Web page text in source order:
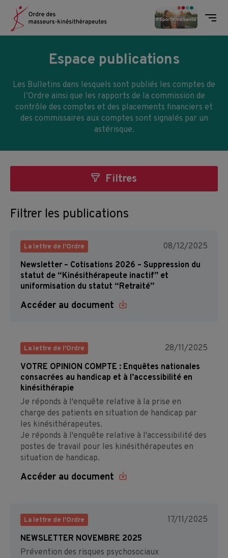
Ordre des masseurs-
Espace publications
Les Bulletins dans lesquels sont publiés les comptes de
l’Ordre ainsi que les rapports de la commission de
contrôle des comptes et des placements financiers et
des commissaires aux comptes sont signalés par un
astérisque.
Filtres
Filtrer les publications
La lettre de l'Ordre
08/12/2025
Newsletter – Cotisations 2026 – Suppression du
statut de “Kinésithérapeute inactif” et
uniformisation du statut “Retraité”
Accéder au document
La lettre de l'Ordre
28/11/2025
VOTRE OPINION COMPTE : Enquêtes nationales
consacrées au handicap et à l’accessibilité en
kinésithérapie
Je réponds à l'enquête relative à la prise en
charge des patients en situation de handicap par
les kinésithérapeutes.
Je réponds à l'enquête relative à l'accessibilité des
postes de travail pour les kinésithérapeutes en
situation de handicap.
Accéder au document
La lettre de l'Ordre
17/11/2025
NEWSLETTER NOVEMBRE 2025
Prévention des risques psychosociaux